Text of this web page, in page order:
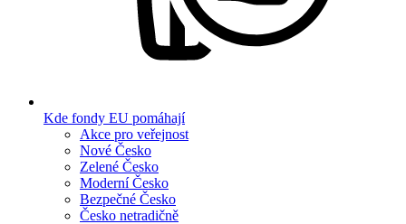
Kde fondy EU pomáhají
Akce pro veřejnost
Nové Česko
Zelené Česko
Moderní Česko
Bezpečné Česko
Česko netradičně